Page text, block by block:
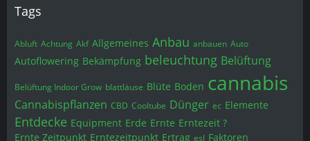
Tags
Abluft Achtung Akf Allgemeines Anbau anbauen Auto
Autoflowering Bekämpfung beleuchtung Belüftung
Belüftung Indoor Grow blattläuse Blüte Boden cannabis
Cannabispflanzen CBD Cooltube Dünger ec Elemente
Entdecke Equipment Erde Ernte Erntezeit ?
Ernte Zeitpunkt Erntezeitpunkt Ertrag esl Faktoren